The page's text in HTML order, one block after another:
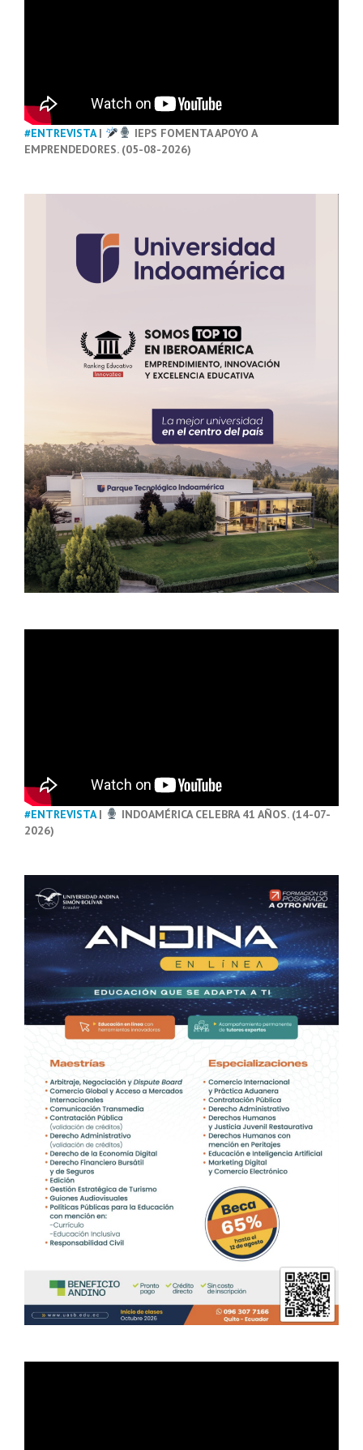
#ENTREVISTA|
IEPS FOMENTA APOYO A
EMPRENDEDORES. (05-08-2026)
#ENTREVISTA|
INDOAMÉRICA CELEBRA 41 AÑOS. (14-07-
2026)